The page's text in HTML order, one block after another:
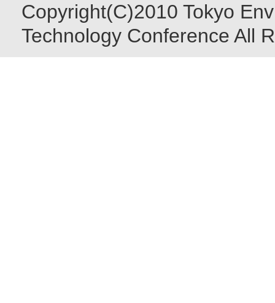
Copyright(C)2010 Tokyo
Technology Conference All